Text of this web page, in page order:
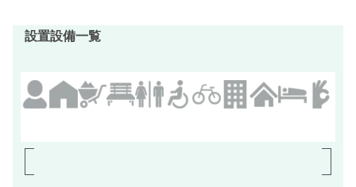
設置設備一覧